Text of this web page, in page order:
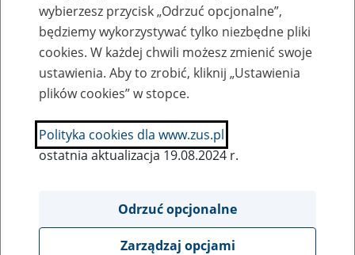
Nazwa zakładu pracy:
SZUKAJ
Ukryj wszystkie pozycje bazy
wybierzesz przycisk „Odrzuć opcjonalne”,
będziemy wykorzystywać tylko niezbędne pliki
cookies. W każdej chwili możesz zmienić swoje
ustawienia. Aby to zrobić, kliknij „Ustawienia
plików cookies” w stopce.
Polityka cookies dla www.zus.pl
ostatnia aktualizacja 19.08.2024 r.
Odrzuć opcjonalne
Zarządzaj opcjami